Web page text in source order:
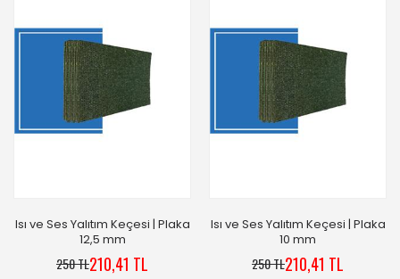
Isı ve Ses Yalıtım Keçesi | Plaka
12,5 mm
250 TL210,41 TL
Isı ve Ses Yalıtım Keçesi | Plaka
10 mm
250 TL210,41 TL